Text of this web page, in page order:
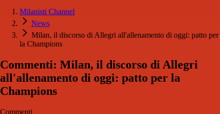
Milanisti Channel
News
Milan, il discorso di Allegri all'allenamento di oggi: patto per
la Champions
Commenti: Milan, il discorso di Allegri
all'allenamento di oggi: patto per la
Champions
Commenti